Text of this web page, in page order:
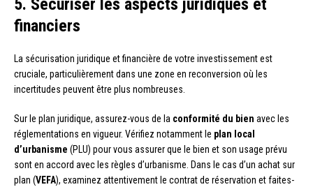
5. Sécuriser les aspects juridiques et
financiers
La sécurisation juridique et financière de votre investissement est
cruciale, particulièrement dans une zone en reconversion où les
incertitudes peuvent être plus nombreuses.
Sur le plan juridique, assurez-vous de la conformité du bien avec les
réglementations en vigueur. Vérifiez notamment le plan local
d’urbanisme (PLU) pour vous assurer que le bien et son usage prévu
sont en accord avec les règles d’urbanisme. Dans le cas d’un achat sur
plan (VEFA), examinez attentivement le contrat de réservation et faites-